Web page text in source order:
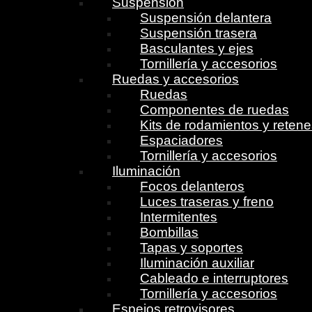
Suspensión delantera
Suspensión trasera
Basculantes y ejes
Tornillería y accesorios
Ruedas y accesorios
Ruedas
Componentes de ruedas
Kits de rodamientos y
Espaciadores
Tornillería y accesorios
Iluminación
Focos delanteros
Luces traseras y freno
Intermitentes
Bombillas
Tapas y soportes
Iluminación auxiliar
Cableado e interruptores
Tornillería y accesorios
Espejos retrovisores